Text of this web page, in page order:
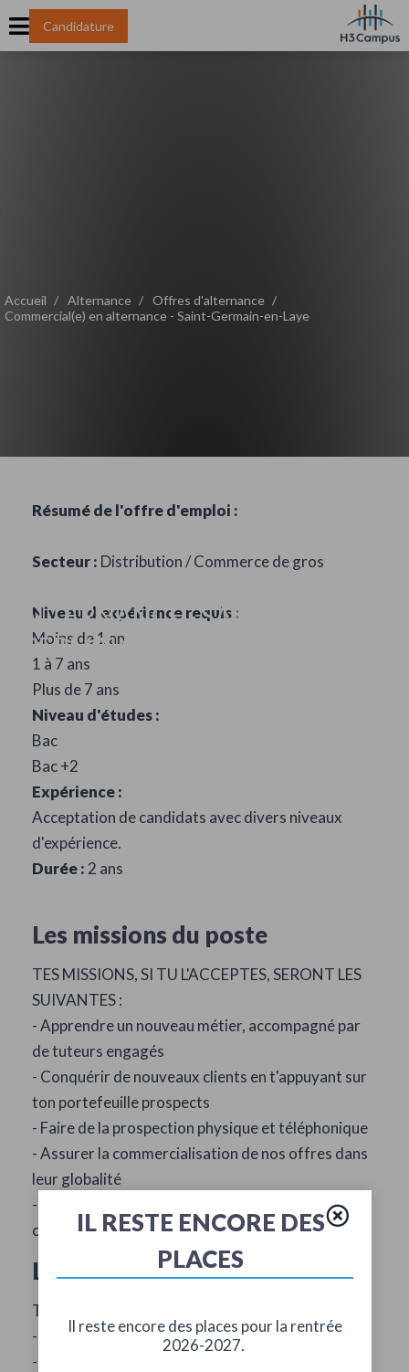
Candidature
ALTERNANCE - SAINT-
GERMAIN-EN-LAYE
Accueil Alternance
Offres d'alternance
Commercial(e) en alternance - Saint-Germain-en-Laye
Résumé de l'offre d'emploi :
Secteur : Distribution / Commerce de gros
Niveau d'expérience requis :
Moins de 1 an
1 à 7 ans
Plus de 7 ans
Niveau d'études :
Bac
Bac +2
Expérience :
Acceptation de candidats avec divers niveaux
d'expérience.
Durée : 2 ans
Les missions du poste
TES MISSIONS, SI TU L'ACCEPTES, SERONT LES
SUIVANTES :
- Apprendre un nouveau métier, accompagné par
de tuteurs engagés
- Conquérir de nouveaux clients en t'appuyant sur
ton portefeuille prospects
- Faire de la prospection physique et téléphonique
- Assurer la commercialisation de nos offres dans
leur globalité
- Prendre des rendez-vous pour la signature de
contrats
Le profil recherché
TES CAPACITES QUI FERONT LA DIFFERENCE ?
- Tu es en BTS, LICENCE, BACHELOR
- Tu es à l'aise avec le digital ?
IL RESTE ENCORE DES
PLACES
Il reste encore des places pour la rentrée
2026-2027.